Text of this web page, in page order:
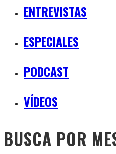
ENTREVISTAS
ESPECIALES
PODCAST
VÍDEOS
BUSCA POR